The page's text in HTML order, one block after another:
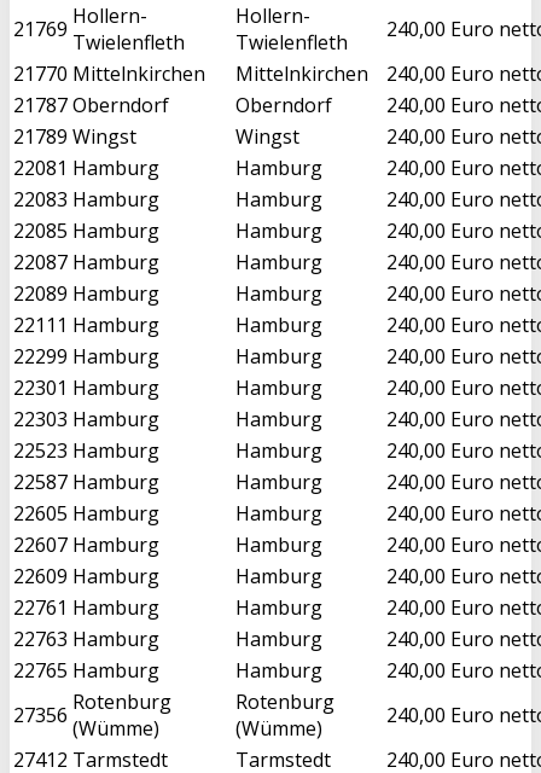
21769 Hollern-
Twielenfleth
Hollern-
Twielenfleth
240,00 Euro
21770 Mittelnkirchen Mittelnkirchen
240,00 Euro
21787Oberndorf Oberndorf
240,00 Euro
21789 Wingst Wingst
240,00 Euro
22081 Hamburg Hamburg
240,00 Euro
22083 Hamburg Hamburg
240,00 Euro
22085 Hamburg Hamburg
240,00 Euro
22087 Hamburg Hamburg
240,00 Euro
22089 Hamburg Hamburg
240,00 Euro
22111 Hamburg Hamburg
240,00 Euro
22299 Hamburg Hamburg
240,00 Euro
22301 Hamburg Hamburg
240,00 Euro
22303 Hamburg Hamburg
240,00 Euro
22523 Hamburg Hamburg
240,00 Euro
22587 Hamburg Hamburg
240,00 Euro
22605 Hamburg Hamburg
240,00 Euro
22607 Hamburg Hamburg
240,00 Euro
22609 Hamburg Hamburg
240,00 Euro
22761 Hamburg Hamburg
240,00 Euro
22763 Hamburg Hamburg
240,00 Euro
22765 Hamburg Hamburg
240,00 Euro
27356 Rotenburg
(Wümme)
Rotenburg
(Wümme)
240,00 Euro
27412 Tarmstedt Tarmstedt 240,00 Euro